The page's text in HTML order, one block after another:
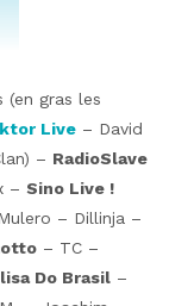
gras les
Live – David
– RadioSlave
– Sino Live !
– Dillinja –
– TC –
Do Brasil –